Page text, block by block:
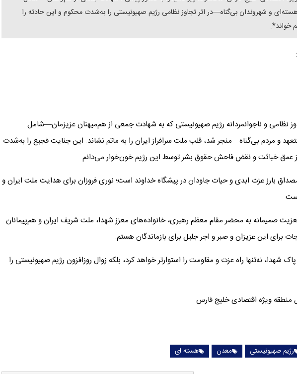
و شهروندان بی‌گناه—در اثر تجاوز نظامی رژیم صهیونیستی را به‌شدت محکوم و این حادثه را
خواند*.
نظامی و ناجوانمردانه رژیم صهیونیستی که به شهادت جمعی از هم‌میهنان عزیز‌مان—شامل
و مردم بی‌گناه—منجر شد، قلب ملت سرافراز ایران را به ماتم نشاند. این جنایت فجیع را به‌شدت
عمق خباثت و نقض فاحش حقوق بشر توسط این رژیم خون‌خوار می‌دانم
بارز عزت ابدی و حیات جاودان در پیشگاه خداوند است؛ نوری فروزان برای هدایت ملت ایران و
صمیمانه به محضر مقام معظم رهبری، خانواده‌های معزز شهدا، ملت شریف ایران و هم‌پیمانان
برای این عزیزان و صبر و اجر جلیل برای بازماندگان هستم.
شهدا، نه‌تنها راه عزت و مقاومت را استوارتر خواهد کرد، بلکه زوال روزافزون رژیم صهیونیستی را
منطقه ویژه اقتصادی خلیج فارس
رژیم صهیونیستی معدن هسته ای